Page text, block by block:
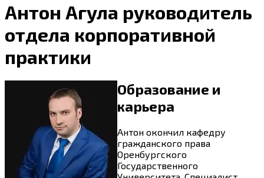
Антон Агула руководитель
отдела корпоративной
практики
Образование и
карьера
Антон окончил кафедру
гражданского права
Оренбургского
Государственного